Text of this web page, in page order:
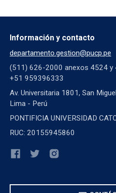
Información y contacto
departamento.gestion@pucp.pe
(511) 626-2000 anexos 4524 y
+51 959396333
Av. Universitaria 1801, San
Lima - Perú
PONTIFICIA UNIVERSIDAD
RUC: 20155945860